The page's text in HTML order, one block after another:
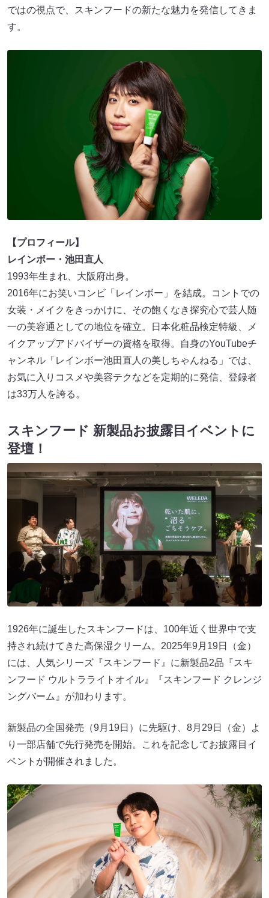
ではの視点で、スキンフードの新たな魅力を発信してきま
す。
【プロフィール】
レインボー・池田直人
1993年生まれ、大阪府出身。
2016年にお笑いコンビ「レインボー」を結成。コントでの
女装・メイクをきっかけに、その飽くなき探究心で芸人随
一の美容通としての地位を確立。日本化粧品検定特級、メ
イクアップアドバイザーの資格を取得。自身のYouTubeチ
ャンネル「レインボー池田直人の美しちゃんねる」では、
お気に入りコスメや美容テクなどを定期的に発信、登録者
は33万人を誇る。
スキンフード 新製品お披露目イベントに
登壇！
1926年に誕生したスキンフードは、100年近く世界中で支
持され続けてきた高保湿クリーム。2025年9月19日（金）
には、人気シリーズ『スキンフード』に新製品2品『スキ
ンフード ウルトラライトオイル』『スキンフード クレンジ
ングバーム』が加わります。
新製品の全国発売（9月19日）に先駆け、8月29日（金）よ
り一部店舗で先行発売を開始。これを記念してお披露目イ
ベントが開催されました。